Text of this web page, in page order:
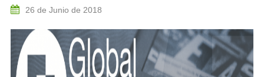
26 de Junio de 2018